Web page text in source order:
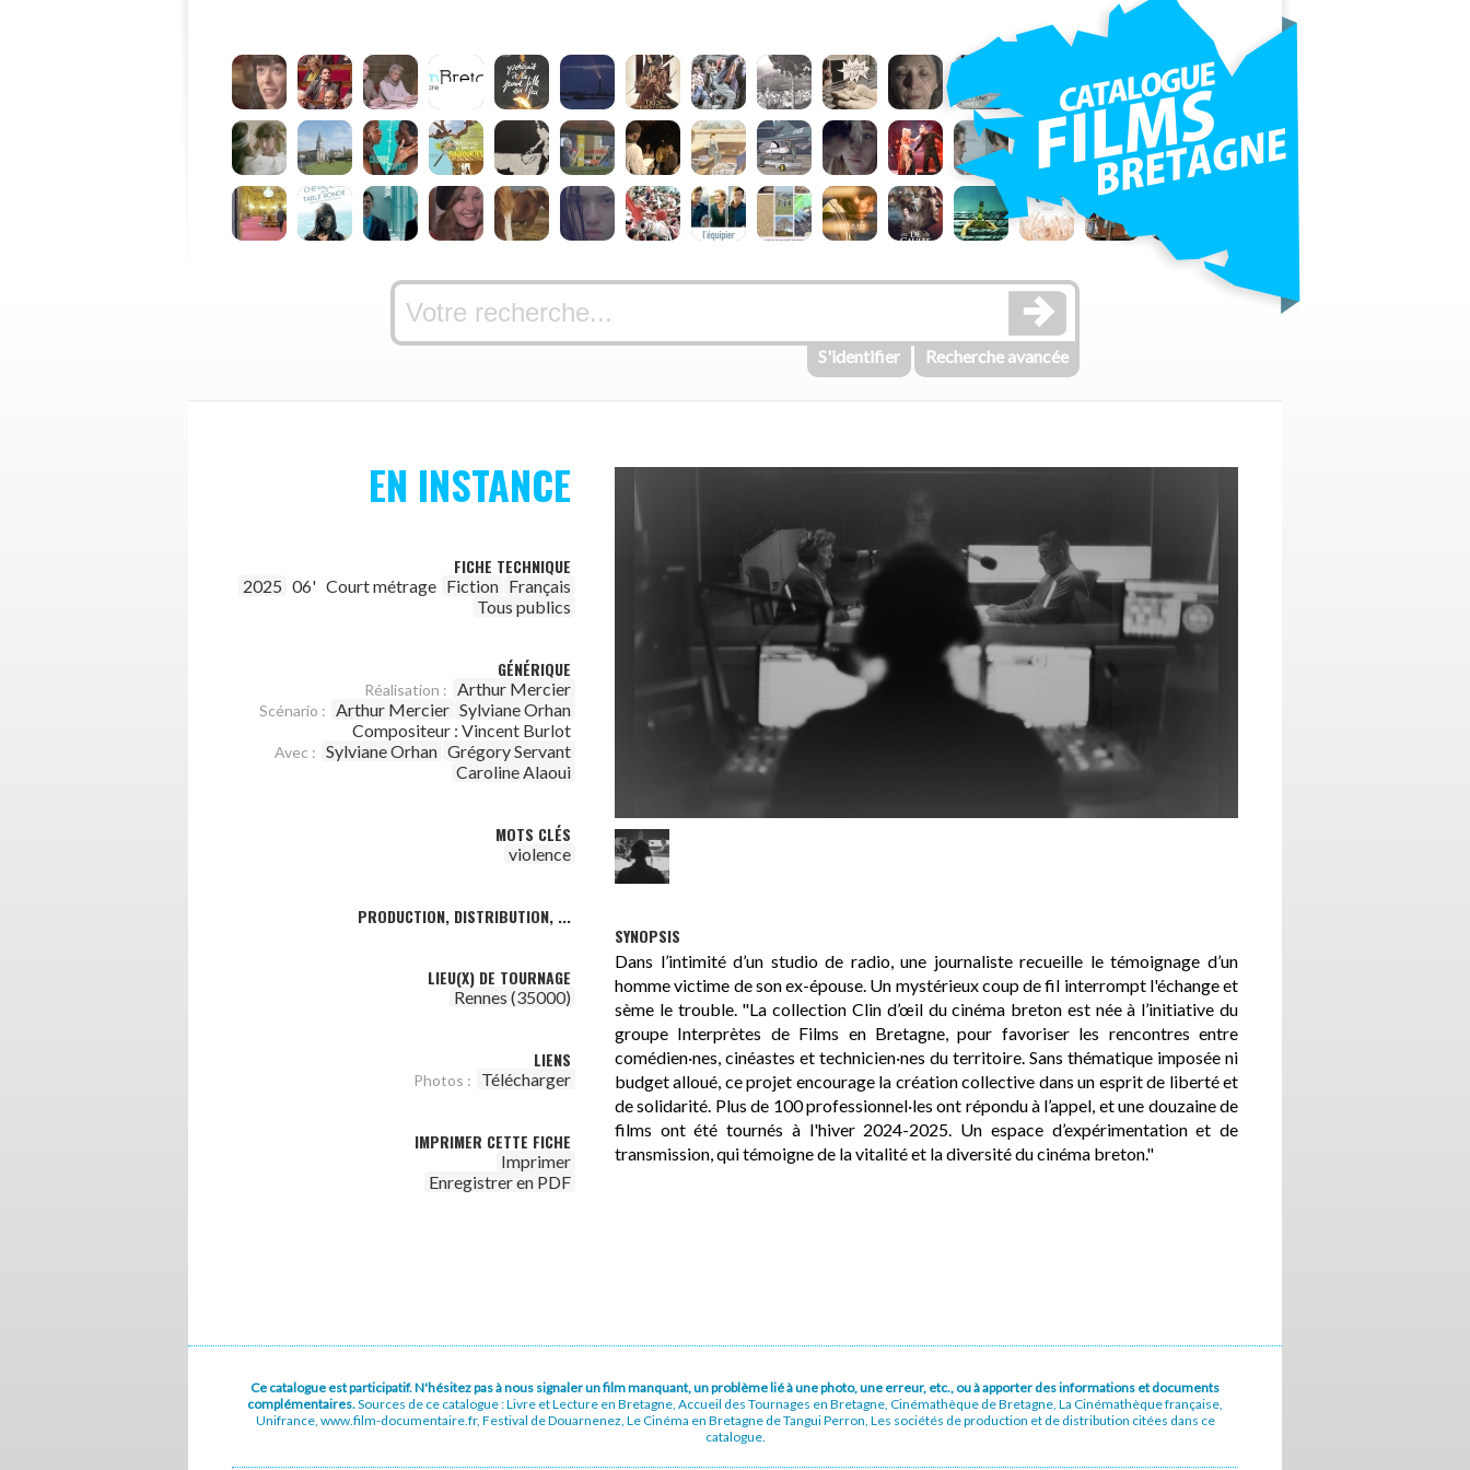
S'identifier Recherche avancée
EN INSTANCE
FICHE TECHNIQUE
2025 06' Court métrage Fiction Français
Tous publics
GÉNÉRIQUE
Réalisation : Arthur Mercier
Scénario : Arthur Mercier Sylviane Orhan
Compositeur : Vincent Burlot
Avec : Sylviane Orhan Grégory Servant
Caroline Alaoui
MOTS CLÉS
violence
PRODUCTION, DISTRIBUTION, ...
LIEU(X) DE TOURNAGE
Rennes (35000)
LIENS
Photos : Télécharger
IMPRIMER CETTE FICHE
Imprimer
Enregistrer en PDF
SYNOPSIS
Dans l’intimité d’un studio de radio, une journaliste recueille le témoignage d’un
homme victime de son ex-épouse. Un mystérieux coup de fil interrompt l'échange et
sème le trouble. "La collection Clin d’œil du cinéma breton est née à l’initiative du
groupe Interprètes de Films en Bretagne, pour favoriser les rencontres entre
comédien·nes, cinéastes et technicien·nes du territoire. Sans thématique imposée ni
budget alloué, ce projet encourage la création collective dans un esprit de liberté et
de solidarité. Plus de 100 professionnel·les ont répondu à l’appel, et une douzaine de
films ont été tournés à l'hiver 2024-2025. Un espace d’expérimentation et de
transmission, qui témoigne de la vitalité et la diversité du cinéma breton."
Ce catalogue est participatif. N'hésitez pas à nous signaler un film manquant, un problème lié à une photo, une erreur, etc., ou à apporter des informations et documents
complémentaires.Sources de ce catalogue : Livre et Lecture en Bretagne, Accueil des Tournages en Bretagne, Cinémathèque de Bretagne, La Cinémathèque française,
Unifrance, www.film-documentaire.fr, Festival de Douarnenez, Le Cinéma en Bretagne de Tangui Perron, Les sociétés de production et de distribution citées dans ce
catalogue.